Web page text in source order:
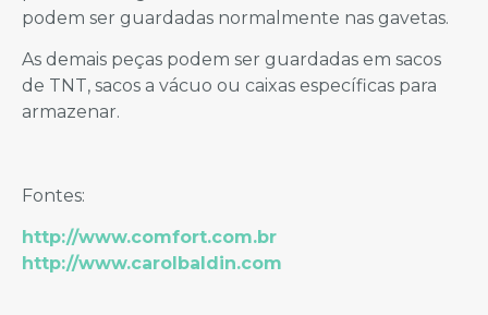
podem ser guardadas normalmente nas gavetas.
As demais peças podem ser guardadas em sacos
de TNT, sacos a vácuo ou caixas específicas para
armazenar.
Fontes:
http://www.comfort.com.br
http://www.carolbaldin.com